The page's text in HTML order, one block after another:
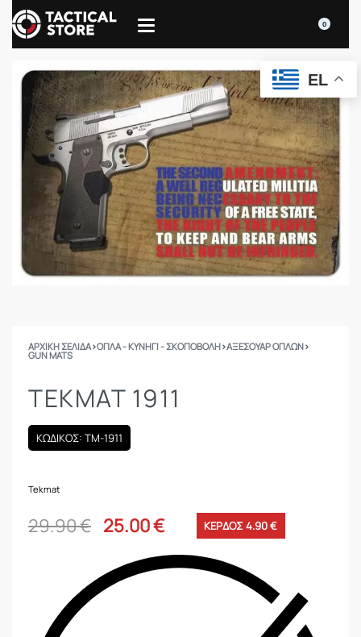
0
ΑΡΧΙΚΉ ΣΕΛΊΔΑ›ΟΠΛΑ - ΚΥΝΗΓΙ - ΣΚΟΠΟΒΟΛΗ›ΑΞΕΣΟΥΑΡ ΟΠΛΩΝ›
GUN MATS
TEKMAT 1911
ΚΩΔΙΚΟΣ: TM-1911
Tekmat
29.90€ 25.00€ ΚΕΡΔΟΣ 4.90 €
EL